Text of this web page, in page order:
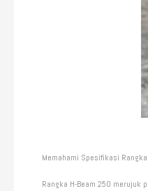
Memahami Spesifikasi
Rangka H-Beam 250